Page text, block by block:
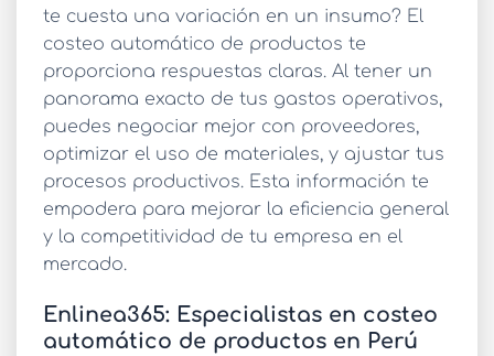
te cuesta una variación en un insumo? El
costeo automático de productos te
proporciona respuestas claras. Al tener un
panorama exacto de tus gastos operativos,
puedes negociar mejor con proveedores,
optimizar el uso de materiales, y ajustar tus
procesos productivos. Esta información te
empodera para mejorar la eficiencia general
y la competitividad de tu empresa en el
mercado.
Enlinea365: Especialistas en costeo
automático de productos en Perú